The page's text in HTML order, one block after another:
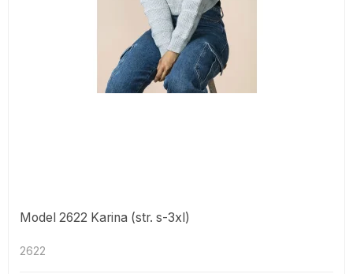
Model 2622 Karina (str. s-3xl)
2622